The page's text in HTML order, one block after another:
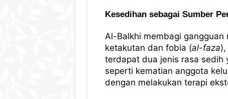
Kesedihan sebagai Sumber
Al-Balkhi membagi
ketakutan dan fobia (al-faza
terdapat dua jenis rasa sedih
seperti kematian anggota
dengan melakukan terapi